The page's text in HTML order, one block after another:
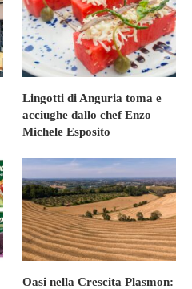
Lingotti di Anguria toma e
acciughe dallo chef Enzo
Michele Esposito
Oasi nella Crescita Plasmon: